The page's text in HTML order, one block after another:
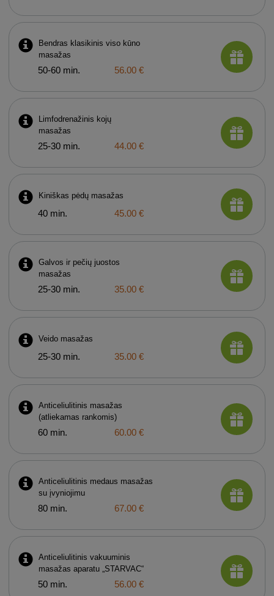
Bendras klasikinis viso kūno
masažas
50-60 min. 56.00 €
Limfodrenažinis kojų
masažas
25-30 min. 44.00 €
Kiniškas pėdų masažas
40 min. 45.00 €
Galvos ir pečių juostos
masažas
25-30 min. 35.00 €
Veido masažas
25-30 min. 35.00 €
Anticeliulitinis masažas
(atliekamas rankomis)
60 min. 60.00 €
Anticeliulitinis medaus masažas
su įvyniojimu
80 min. 67.00 €
Anticeliulitinis vakuuminis
masažas aparatu „STARVAC“
50 min. 56.00 €